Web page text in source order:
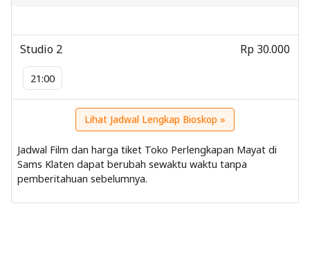
Studio 2
21:00
Rp 30.000
Lihat Jadwal Lengkap Bioskop »
Jadwal Film dan harga tiket Toko Perlengkapan Mayat di
Sams Klaten dapat berubah sewaktu waktu tanpa
pemberitahuan sebelumnya.